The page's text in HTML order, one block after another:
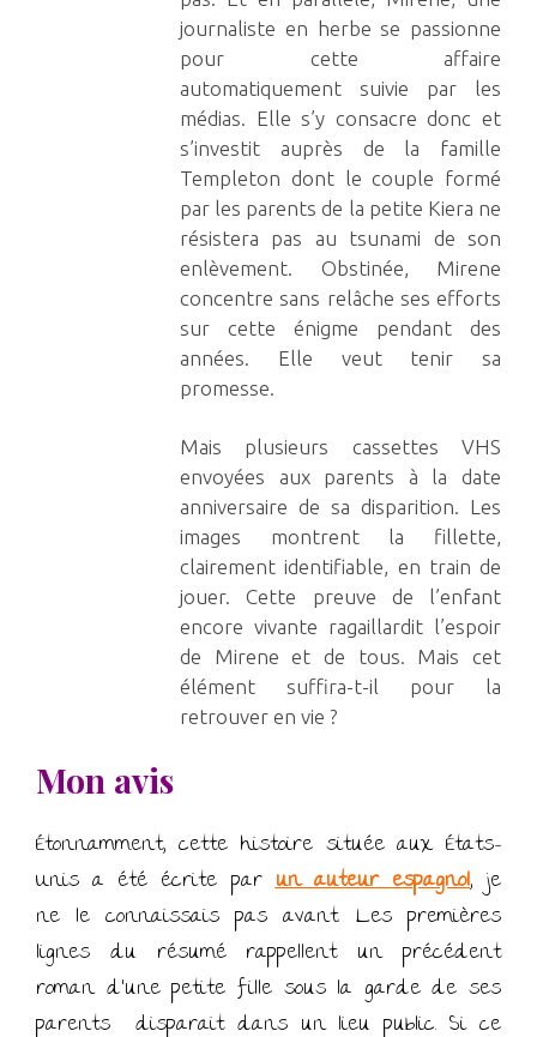
journaliste en herbe se passionne
pour cette affaire
automatiquement suivie par les
médias. Elle s’y consacre donc et
s’investit auprès de la famille
Templeton dont le couple formé
par les parents de la petite Kiera ne
résistera pas au tsunami de son
enlèvement. Obstinée, Mirene
concentre sans relâche ses efforts
sur cette énigme pendant des
années. Elle veut tenir sa
promesse.
Mais plusieurs cassettes VHS
envoyées aux parents à la date
anniversaire de sa disparition. Les
images montrent la fillette,
clairement identifiable, en train de
jouer. Cette preuve de l’enfant
encore vivante ragaillardit l’espoir
de Mirene et de tous. Mais cet
élément suffira-t-il pour la
retrouver en vie ?
Mon avis
Étonnamment, cette histoire située aux États-
Unis a été écrite parun auteur espagnol, je
ne le connaissais pas avant. Les premières
lignes du résumé rappellent un précédent
roman d’une petite fille sous la garde de ses
parents disparait dans un lieu public. Si ce